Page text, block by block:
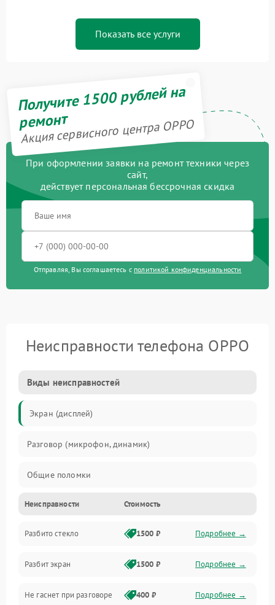
Показать все услуги
Получите 1500 рублей на
ремонт
Акция сервисного центра OPPO
При оформлении заявки на ремонт техники через
сайт,
действует персональная бессрочная скидка
Отправляя, Вы соглашаетесь с политикой конфиденциальности
Неисправности телефона OPPO
Виды неисправностей
Экран (дисплей)
Разговор (микрофон, динамик)
Общие поломки
Проблемы связи
Камеры
Проблемы с дисплеем и сенсором
Зарядка
Неисправности Стоимость
Разбито стекло 1500 ₽ Подробнее →
Разбит экран 1500 ₽ Подробнее →
Не гаснет при разговоре 400 ₽ Подробнее →